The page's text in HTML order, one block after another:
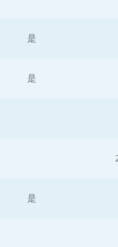
是
是
是